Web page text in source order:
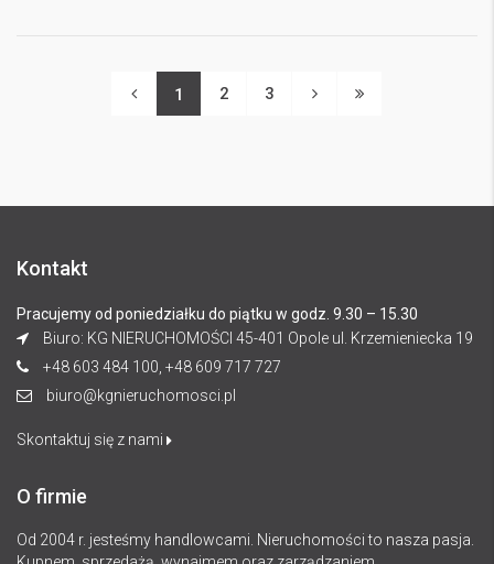
1 2 3
Kontakt
Pracujemy od poniedziałku do piątku w godz. 9.30 – 15.30
Biuro: KG NIERUCHOMOŚCI 45-401 Opole ul. Krzemieniecka 19
+48 603 484 100, +48 609 717 727
biuro@kgnieruchomosci.pl
Skontaktuj się z nami
O firmie
Od 2004 r. jesteśmy handlowcami. Nieruchomości to nasza pasja.